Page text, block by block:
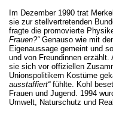
Im Dezember 1990 trat
sie zur stellvertretenden
fragte die promovierte
Frauen?“Genauso wie mit
Eigenaussage gemeint und
und von Freundinnen erzählt.
sie sich vor offiziellen
Unionspolitikern Kostüme
ausstaffiert“fühlte. Kohl
Frauen und Jugend. 1994
Umwelt, Naturschutz und